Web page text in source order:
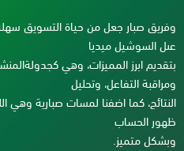
وفريق صبار جعل من حياة التسويق
عىل السوشيل ميديا
بتقديم ابرز المميزات، وهي
ومراقبة التفاعل، وتحليل
النتائج، كما اضفنا لمسات صبارية وهي
ظهور الحساب
وبشكل متميز.